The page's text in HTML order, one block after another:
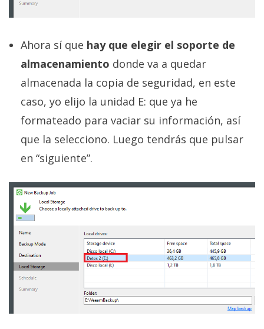
Ahora sí que hay que elegir el soporte de
almacenamiento donde va a quedar
almacenada la copia de seguridad, en este
caso, yo elijo la unidad E: que ya he
formateado para vaciar su información, así
que la selecciono. Luego tendrás que pulsar
en “siguiente”.